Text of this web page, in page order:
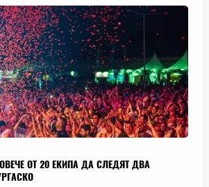
ОТ 20 ЕКИПА ДА СЛЕДЯТ ДВА